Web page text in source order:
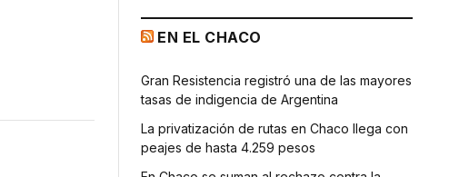
EN EL CHACO
Gran Resistencia registró una de las mayores
tasas de indigencia de Argentina
La privatización de rutas en Chaco llega con
peajes de hasta 4.259 pesos